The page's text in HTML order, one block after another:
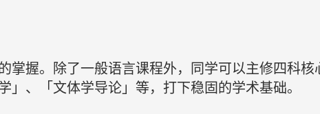
掌握。除了一般语言课程外，同学可以主修四科核
、「文体学导论」等，打下稳固的学术基础。